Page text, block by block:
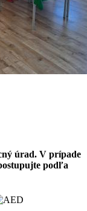
úrad. V prípade
podľa